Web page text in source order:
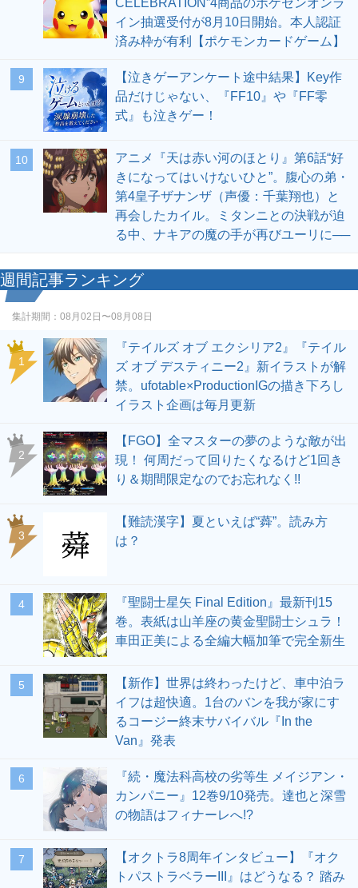
CELEBRATION”4商品のポケセンオンラ
イン抽選受付が8月10日開始。本人認証
済み枠が有利【ポケモンカードゲーム】
9
【泣きゲーアンケート途中結果】Key作
品だけじゃない、『FF10』や『FF零
式』も泣きゲー！
10
アニメ『天は赤い河のほとり』第6話“好
きになってはいけないひと”。腹心の弟・
第4皇子ザナンザ（声優：千葉翔也）と
再会したカイル。ミタンニとの決戦が迫
る中、ナキアの魔の手が再びユーリに──
週間記事ランキング
集計期間： 08月02日〜08月08日
1
『テイルズ オブ エクシリア2』『テイル
ズ オブ デスティニー2』新イラストが解
禁。ufotable×ProductionIGの描き下ろし
イラスト企画は毎月更新
2
【FGO】全マスターの夢のような敵が出
現！ 何周だって回りたくなるけど1回き
り＆期間限定なのでお忘れなく!!
3
【難読漢字】夏といえば“蕣”。読み方
は？
4
『聖闘士星矢 Final Edition』最新刊15
巻。表紙は山羊座の黄金聖闘士シュラ！
車田正美による全編大幅加筆で完全新生
5
【新作】世界は終わったけど、車中泊ラ
イフは超快適。1台のバンを我が家にす
るコージー終末サバイバル『In the
Van』発表
6
『続・魔法科高校の劣等生 メイジアン・
カンパニー』12巻9/10発売。達也と深雪
の物語はフィナーレへ!?
7
【オクトラ8周年インタビュー】『オク
トパストラベラーIII』はどうなる？ 踏み